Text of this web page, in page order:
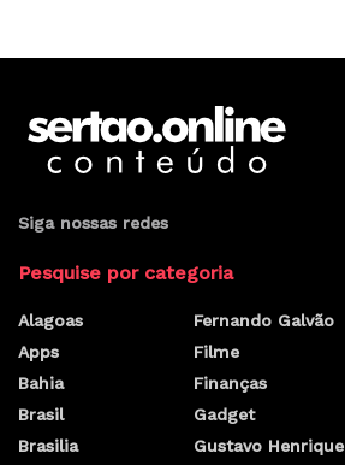
Siga nossas redes
Pesquise por categoria
Alagoas
Apps
Bahia
Brasil
Brasilia
Fernando Galvão
Filme
Finanças
Gadget
Gustavo Henrique